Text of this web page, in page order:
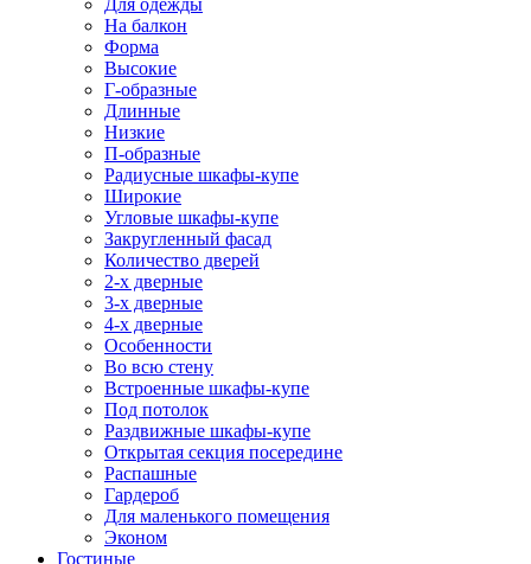
Для одежды
На балкон
Форма
Высокие
Г-образные
Длинные
Низкие
П-образные
Радиусные шкафы-купе
Широкие
Угловые шкафы-купе
Закругленный фасад
Количество дверей
2-х дверные
3-х дверные
4-х дверные
Особенности
Во всю стену
Встроенные шкафы-купе
Под потолок
Раздвижные шкафы-купе
Открытая секция посередине
Распашные
Гардероб
Для маленького помещения
Эконом
Гостиные